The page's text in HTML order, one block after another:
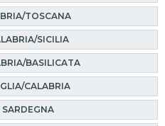
TOSCANA
SICILIA
BASILICATA
CALABRIA
SARDEGNA